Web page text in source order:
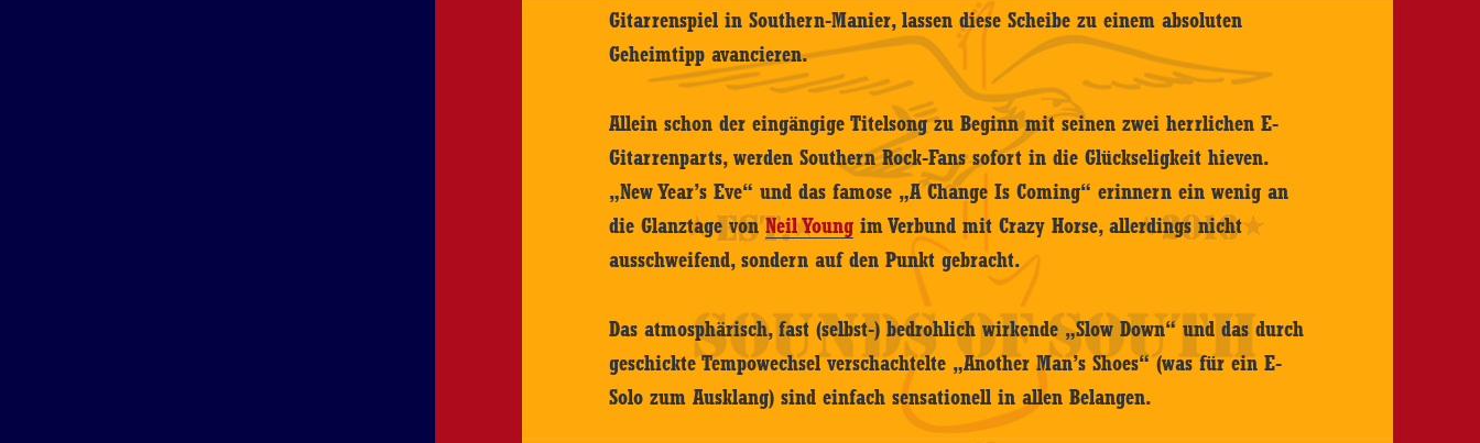
Gitarrenspiel in Southern-Manier, lassen diese Scheibe zu einem absoluten
Geheimtipp avancieren.
Allein schon der eingängige Titelsong zu Beginn mit seinen zwei herrlichen E-
Gitarrenparts, werden Southern Rock-Fans sofort in die Glückseligkeit hieven.
„New Year’s Eve“ und das famose „A Change Is Coming“ erinnern ein wenig an
die Glanztage vonNeil Young im Verbund mit Crazy Horse, allerdings nicht
ausschweifend, sondern auf den Punkt gebracht.
Das atmosphärisch, fast (selbst-) bedrohlich wirkende „Slow Down“ und das durch
geschickte Tempowechsel verschachtelte „Another Man’s Shoes“ (was für ein E-
Solo zum Ausklang) sind einfach sensationell in allen Belangen.